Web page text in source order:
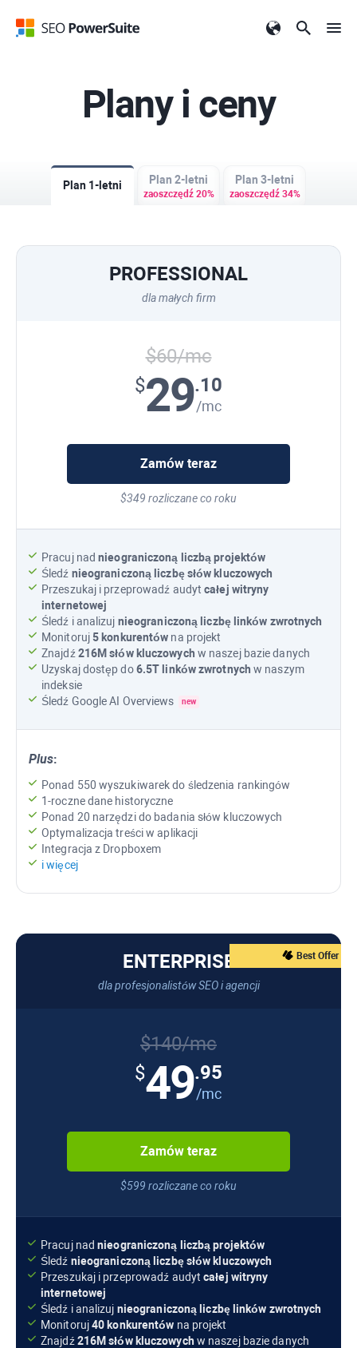
Plany i ceny
Plan 1-letni Plan 2-letni
zaoszczędź 20%
Plan 3-letni
zaoszczędź 34%
PROFESSIONAL
dla małych firm
$60/mc
$29.10
/mc
Zamów teraz
$349 rozliczane co roku
Pracuj nadnieograniczoną liczbą projektów
Śledź nieograniczoną liczbę słów kluczowych
Przeszukaj i przeprowadź audytcałej witryny
internetowej
Śledź i analizuj nieograniczoną liczbę linków zwrotnych
Monitoruj5 konkurentów na projekt
Znajdź216M słów kluczowych w naszej bazie danych
Uzyskaj dostęp do6.5T linków zwrotnych w naszym
indeksie
Śledź Google AI Overviews new
Plus:
Ponad 550 wyszukiwarek do śledzenia rankingów
1-roczne dane historyczne
Ponad 20 narzędzi do badania słów kluczowych
Optymalizacja treści w aplikacji
Integracja z Dropboxem
i więcej
Best Offer
ENTERPRISE
dla profesjonalistów SEO i agencji
$140/mc
$49.95
/mc
Zamów teraz
$599 rozliczane co roku
Pracuj nadnieograniczoną liczbą projektów
Śledź nieograniczoną liczbę słów kluczowych
Przeszukaj i przeprowadź audytcałej witryny
internetowej
Śledź i analizuj nieograniczoną liczbę linków zwrotnych
Monitoruj40 konkurentów na projekt
Znajdź216M słów kluczowychw naszej bazie danych